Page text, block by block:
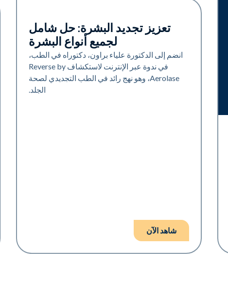
Neo + Eraتعزيز تجديد البشرة: حل شامل
لجميع أنواع البشرة
انضم إلى الدكتورة علياء براون، دكتوراه في الطب،
في ندوة عبر الإنترنت لاستكشاف Reverse by
Aerolase، وهو نهج رائد في الطب التجديدي لصحة
الجلد.
شاهد الآن